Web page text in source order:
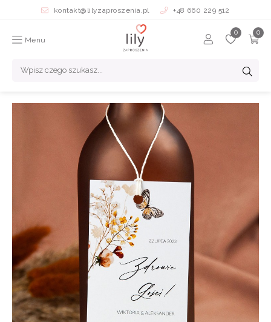
kontakt@lilyzaproszenia.pl +48 660 229 512
Menu